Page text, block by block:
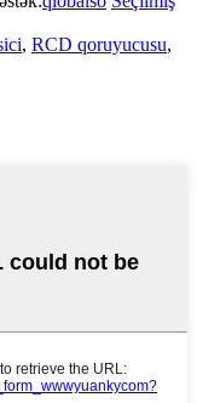
, RCD qoruyucusu,